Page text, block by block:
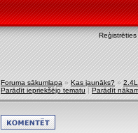
Reģistrēties
Foruma sākumlapa » Kas jaunāks? »
Parādīt iepriekšējo tematu | Parādīt